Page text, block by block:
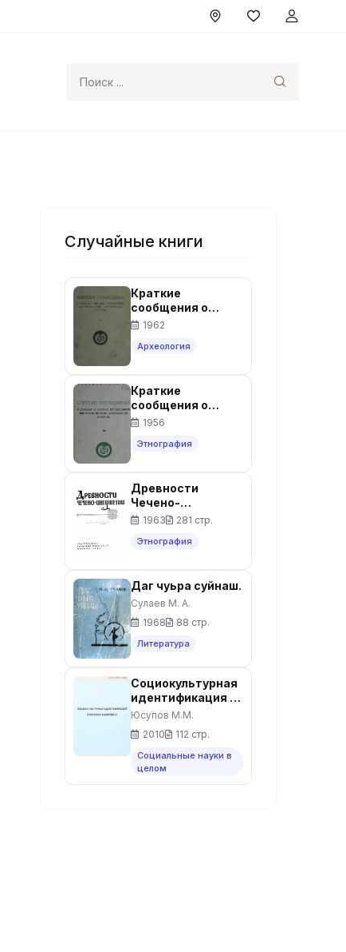
Случайные книги
Краткие
сообщения о
докладах и
исследованиях
археологии. Вып.
89. – Москва,
1962. – 134 с.
1962
Археология
Краткие
сообщения о
докладах и
исследованиях
истории
материальной
культуры. Вып. 64.
– Москва, 1956. –
1956
Этнография
Древности
Чечено-
Ингушетии
1963 281 стр.
Этнография
Даг чуьра суйнаш.
Сулаев М. А.
1968
88 стр.
Литература
Социокультурная
идентификация в
регионе
конфликта.
Юсупов М.М.
2010
112 стр.
Социальные науки в
целом